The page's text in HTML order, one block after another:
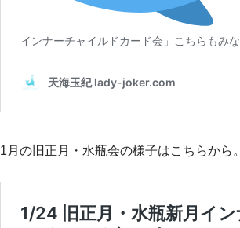
1月の旧正月・水瓶会の様子はこちらから。